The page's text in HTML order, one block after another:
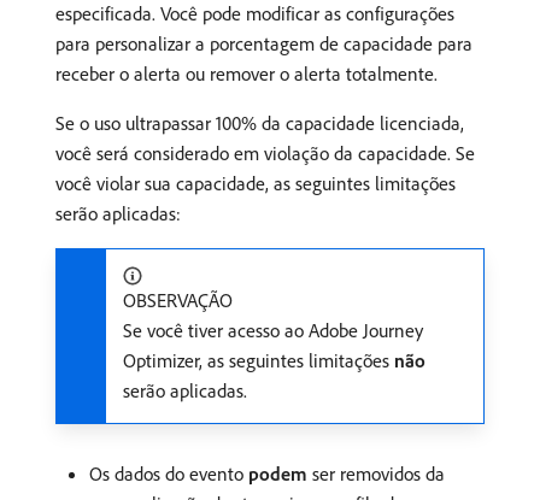
especificada. Você pode modificar as configurações
para personalizar a porcentagem de capacidade para
receber o alerta ou remover o alerta totalmente.
Se o uso ultrapassar 100% da capacidade licenciada,
você será considerado em violação da capacidade. Se
você violar sua capacidade, as seguintes limitações
serão aplicadas:
OBSERVAÇÃO
Se você tiver acesso ao Adobe Journey
Optimizer, as seguintes limitações não
serão aplicadas.
Os dados do evento podem ser removidos da